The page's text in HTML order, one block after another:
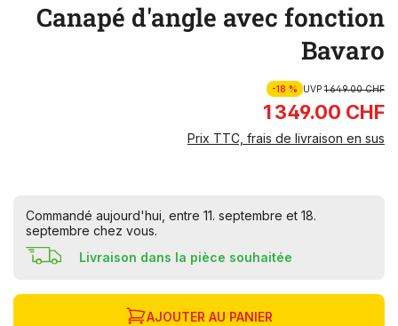
Canapé d'angle avec fonction
Bavaro
-18 % UVP1 649.00 CHF
1 349.00 CHF
Prix TTC, frais de livraison en sus
Commandé aujourd'hui, entre 11. septembre et 18.
septembre chez vous.
Livraison dans la pièce souhaitée
AJOUTER AU PANIER